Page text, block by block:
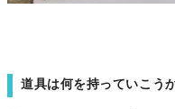
道具は何を持っていこう